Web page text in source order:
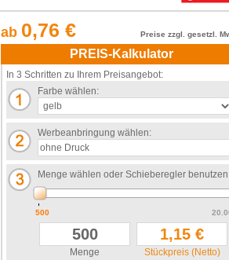
Preise zzgl. gesetzl.
ab 0,76 €
PREIS-Kalkulator
In 3 Schritten zu Ihrem Preisangebot:
Farbe wählen:
Werbeanbringung wählen:
Menge wählen oder Schieberegler
500
Menge Stückpreis (Netto)